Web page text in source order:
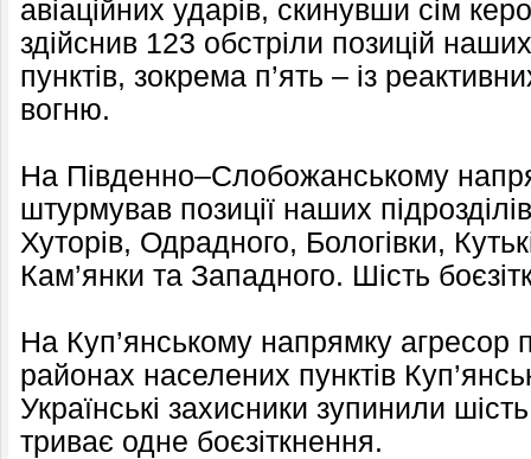
авіаційних ударів, скинувши сім
здійснив 123 обстріли позицій
пунктів, зокрема п’ять – із
вогню.
На Південно–Слобожанському
штурмував позиції наших
Хуторів, Одрадного, Бологівки,
Кам’янки та Западного. Шість
На Куп’янському напрямку агресор
районах населених пунктів
Українські захисники зупинили
триває одне боєзіткнення.